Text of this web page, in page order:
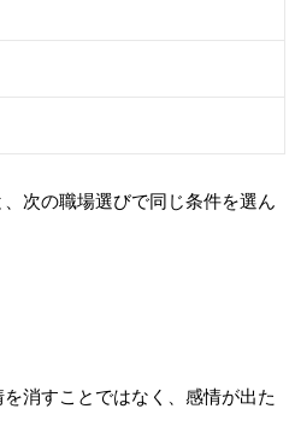
次の職場選びで同じ条件を選ん
消すことではなく、感情が出た